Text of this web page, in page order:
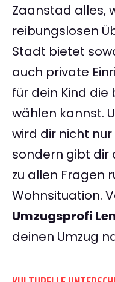
Zaanstad alles,
reibungslosen
Stadt bietet
auch private
für dein Kind
wählen kannst.
wird dir nicht
sondern gibt dir
zu allen Fragen
Wohnsituation.
Umzugsprofi
deinen Umzug